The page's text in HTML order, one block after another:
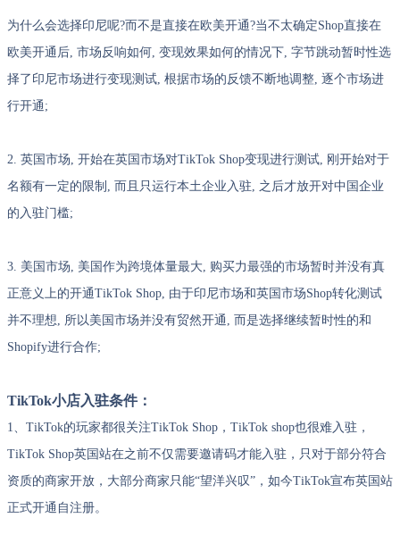
为什么会选择印尼呢?而不是直接在欧美开通?当不太确定Shop直接在
欧美开通后, 市场反响如何, 变现效果如何的情况下, 字节跳动暂时性选
择了印尼市场进行变现测试, 根据市场的反馈不断地调整, 逐个市场进
行开通;
2. 英国市场, 开始在英国市场对TikTok Shop变现进行测试, 刚开始对于
名额有一定的限制, 而且只运行本土企业入驻, 之后才放开对中国企业
的入驻门槛;
3. 美国市场, 美国作为跨境体量最大, 购买力最强的市场暂时并没有真
正意义上的开通TikTok Shop, 由于印尼市场和英国市场Shop转化测试
并不理想, 所以美国市场并没有贸然开通, 而是选择继续暂时性的和
Shopify进行合作;
TikTok小店入驻条件：
1、TikTok的玩家都很关注TikTok Shop，TikTok shop也很难入驻，
TikTok Shop英国站在之前不仅需要邀请码才能入驻，只对于部分符合
资质的商家开放，大部分商家只能“望洋兴叹”，如今TikTok宣布英国站
正式开通自注册。